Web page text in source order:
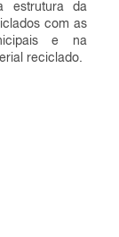
estrutura da
com as
e na
reciclado.